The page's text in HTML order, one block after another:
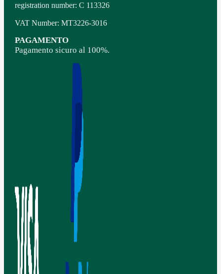
registration number: C 113326
VAT Number: MT3226-3016
PAGAMENTO
Pagamento sicuro al 100%.